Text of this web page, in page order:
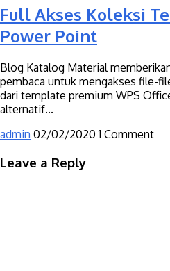
Full Akses Koleksi
Power Point
Blog Katalog Material
pembaca untuk mengakses file-
dari template premium WPS
alternatif...
admin 02/02/2020 1 Comment
Leave a Reply